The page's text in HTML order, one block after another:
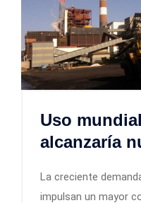
Uso
alcanzaría
La creciente
impulsan un mayor